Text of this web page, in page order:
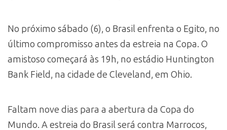
No próximo sábado (6), o Brasil enfrenta o Egito, no
último compromisso antes da estreia na Copa. O
amistoso começará às 19h, no estádio Huntington
Bank Field, na cidade de Cleveland, em Ohio.
Faltam nove dias para a abertura da Copa do
Mundo. A estreia do Brasil será contra Marrocos,